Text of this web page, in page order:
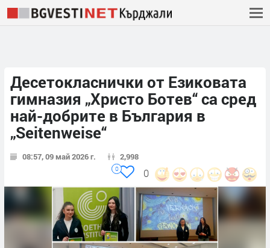
Десетокласнички от Езиковата
гимназия „Христо Ботев“ са сред
най-добрите в България в
„Seitenweise“
08:57, 09 май 2026 г. 2,998
0
0